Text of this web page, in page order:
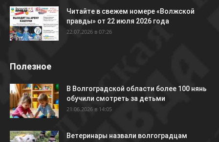
Читайте в свежем номере «Волжской
правды» от 22 июля 2026 года
22.07.2026 в 07:26
Полезное
В Волгоградской области более 100 нянь
обучили смотреть за детьми
21.06.2026 в 14:05
Ветеринары назвали волгоградцам